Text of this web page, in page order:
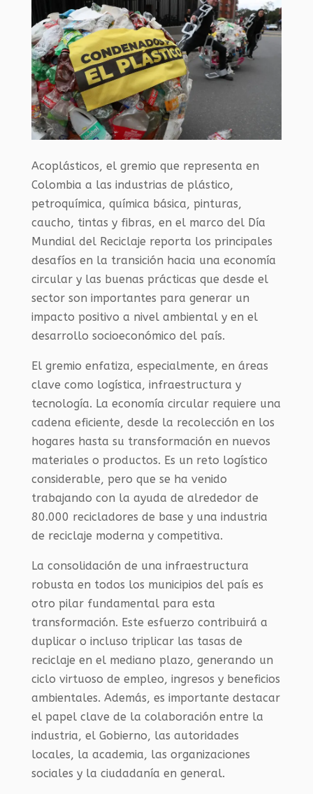
Acoplásticos, el gremio que representa en
Colombia a las industrias de plástico,
petroquímica, química básica, pinturas,
caucho, tintas y fibras, en el marco del Día
Mundial del Reciclaje reporta los principales
desafíos en la transición hacia una economía
circular y las buenas prácticas que desde el
sector son importantes para generar un
impacto positivo a nivel ambiental y en el
desarrollo socioeconómico del país.
El gremio enfatiza, especialmente, en áreas
clave como logística, infraestructura y
tecnología. La economía circular requiere una
cadena eficiente, desde la recolección en los
hogares hasta su transformación en nuevos
materiales o productos. Es un reto logístico
considerable, pero que se ha venido
trabajando con la ayuda de alrededor de
80.000 recicladores de base y una industria
de reciclaje moderna y competitiva.
La consolidación de una infraestructura
robusta en todos los municipios del país es
otro pilar fundamental para esta
transformación. Este esfuerzo contribuirá a
duplicar o incluso triplicar las tasas de
reciclaje en el mediano plazo, generando un
ciclo virtuoso de empleo, ingresos y beneficios
ambientales. Además, es importante destacar
el papel clave de la colaboración entre la
industria, el Gobierno, las autoridades
locales, la academia, las organizaciones
sociales y la ciudadanía en general.